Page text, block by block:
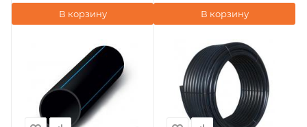
В корзину В корзину